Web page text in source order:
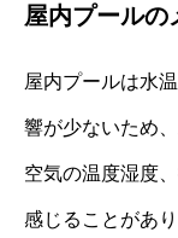
屋内プールの
屋内プールは水
響が少ないため
空気の温度湿度
感じることがあ